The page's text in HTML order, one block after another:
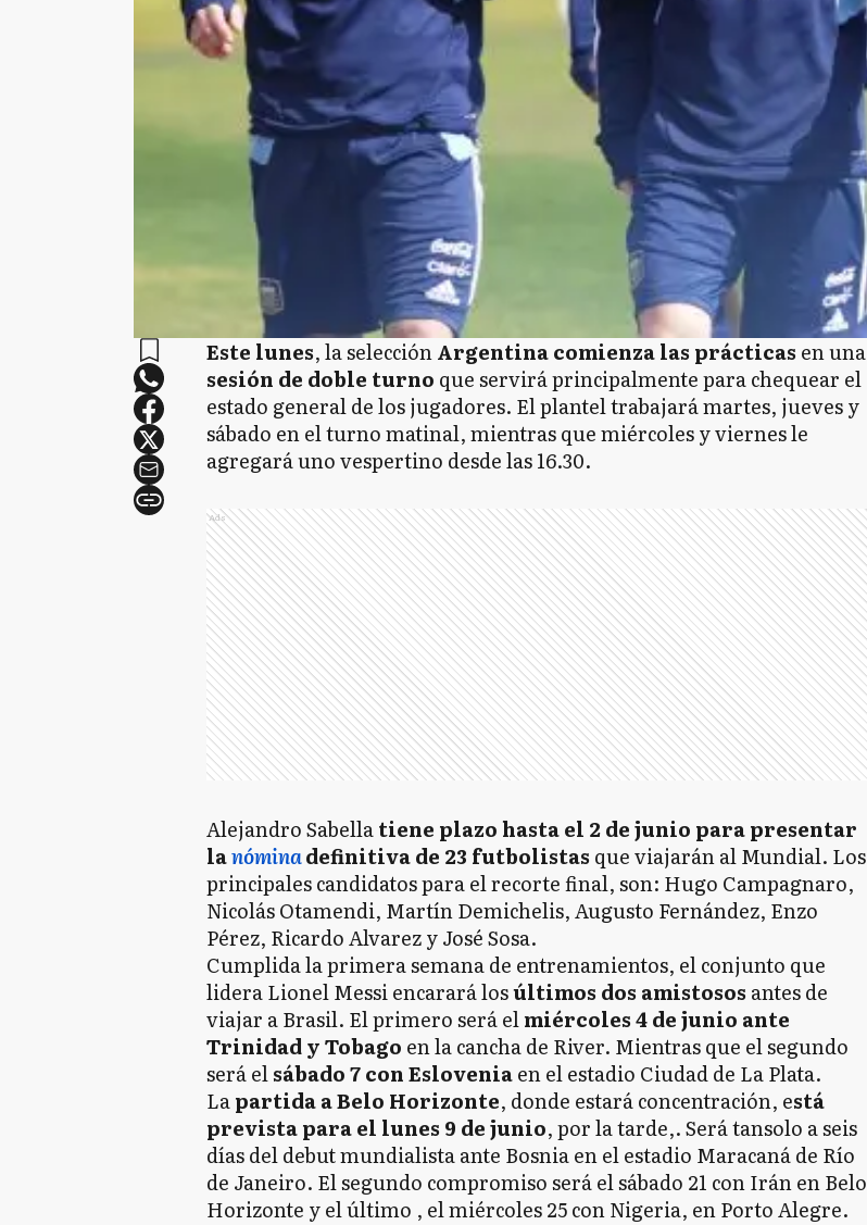
Este lunes, la selecciónArgentina comienza las prácticas en una
sesión de doble turno que servirá principalmente para chequear el
estado general de los jugadores. El plantel trabajará martes, jueves y
sábado en el turno matinal, mientras que miércoles y viernes le
agregará uno vespertino desde las 16.30.
Ads
Alejandro Sabellatiene plazo hasta el 2 de junio para presentar
lanóminadefinitiva de 23 futbolistas que viajarán al Mundial. Los
principales candidatos para el recorte final, son: Hugo Campagnaro,
Nicolás Otamendi, Martín Demichelis, Augusto Fernández, Enzo
Pérez, Ricardo Alvarez y José Sosa.
Cumplida la primera semana de entrenamientos, el conjunto que
lidera Lionel Messi encarará losúltimos dos amistosos antes de
viajar a Brasil. El primero será elmiércoles 4 de junio ante
Trinidad y Tobago en la cancha de River. Mientras que el segundo
será elsábado 7 con Esloveniaen el estadio Ciudad de La Plata.
Lapartida a Belo Horizonte, donde estará concentración, está
prevista para el lunes 9 de junio, por la tarde,. Será tansolo a seis
días del debut mundialista ante Bosnia en el estadio Maracaná de Río
de Janeiro. El segundo compromiso será el sábado 21 con Irán en Belo
Horizonte y el último , el miércoles 25 con Nigeria, en Porto Alegre.